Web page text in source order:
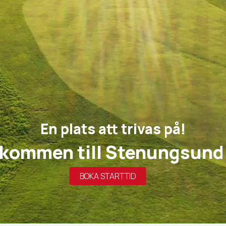
En plats att trivas på!
till Stenungsund
BOKA STARTTID